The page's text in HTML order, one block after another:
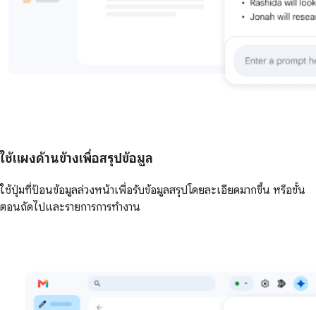
ใช้แผงด้านข้างเพื่อสรุปข้อมูล
ใช้ปุ่มที่ป้อนข้อมูลล่วงหน้าเพื่อรับข้อมูลสรุปโดยละเอียดมากขึ้น หรือขั้น
ตอนถัดไปและรายการการทำงาน